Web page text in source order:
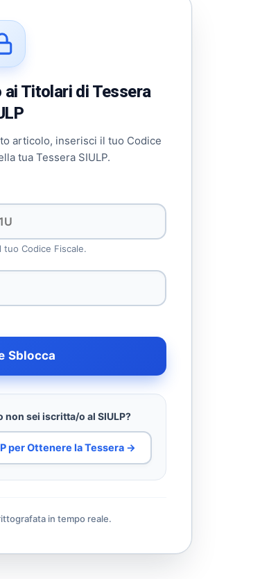
Titolari di Tessera
articolo, inserisci il tuo Codice
tua Tessera SIULP.
tuo Codice Fiscale.
Sblocca
non sei iscritta/o al SIULP?
per Ottenere la Tessera →
in tempo reale.